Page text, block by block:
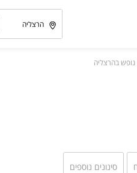
בהרצליה
סינונים נוספים